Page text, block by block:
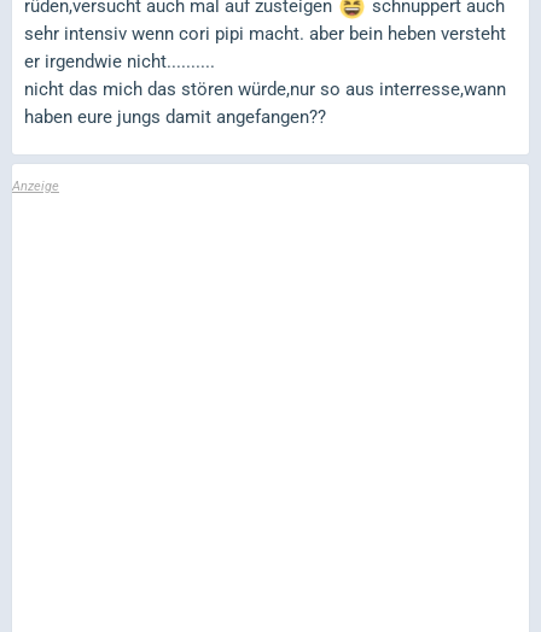
rüden,versucht auch mal auf zusteigen
schnuppert auch
sehr intensiv wenn cori pipi macht. aber bein heben versteht
er irgendwie nicht..........
nicht das mich das stören würde,nur so aus interresse,wann
haben eure jungs damit angefangen??